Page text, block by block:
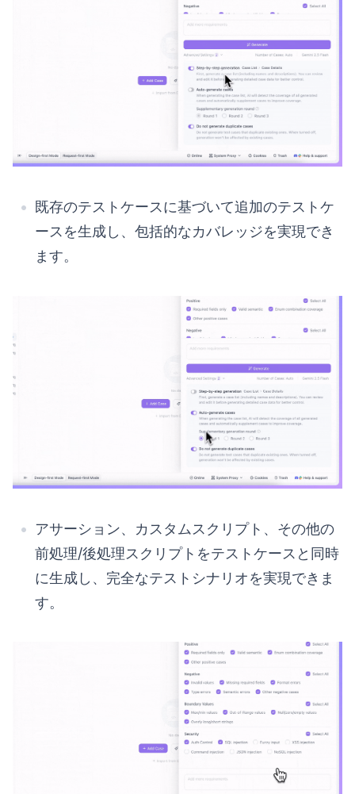
既存のテストケースに基づいて追加のテストケ
ースを生成し、包括的なカバレッジを実現でき
ます。
アサーション、カスタムスクリプト、その他の
前処理/後処理スクリプトをテストケースと同時
に生成し、完全なテストシナリオを実現できま
す。